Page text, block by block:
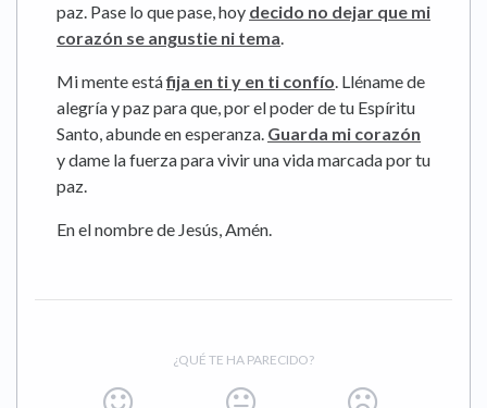
paz. Pase lo que pase, hoy decido no dejar que mi
corazón se angustie ni tema.
Mi mente estáfija en ti y en ti confío. Lléname de
alegría y paz para que, por el poder de tu Espíritu
Santo, abunde en esperanza. Guarda mi corazón
y dame la fuerza para vivir una vida marcada por tu
paz.
En el nombre de Jesús, Amén.
¿QUÉ TE HA PARECIDO?